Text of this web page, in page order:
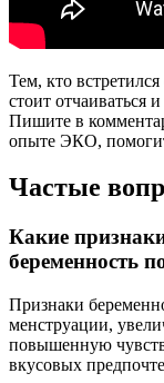
Тем, кто
стоит отчаиваться
Пишите в
опыте ЭКО,
Частые
Какие
беременность
Признаки
менструации,
повышенную
вкусовых